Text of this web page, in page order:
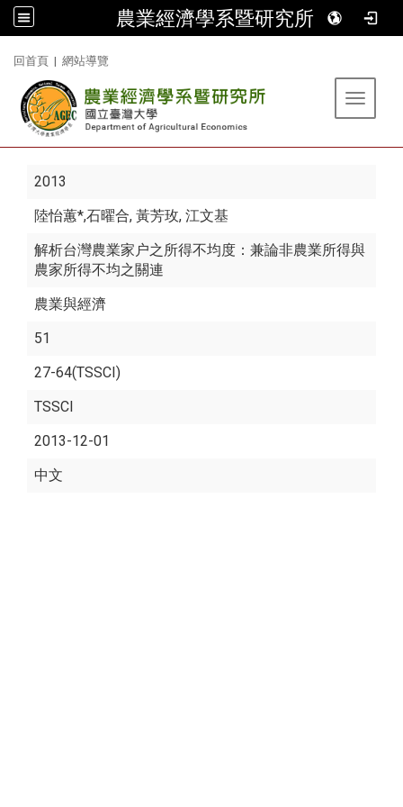
農業經濟學系暨研究所
回首頁 | 網站導覽
Toggle
2013
陸怡蕙*,石曜合, 黃芳玫, 江文基
解析台灣農業家户之所得不均度：兼論非農業所得與
農家所得不均之關連
農業與經濟
51
27-64(TSSCI)
TSSCI
2013-12-01
中文